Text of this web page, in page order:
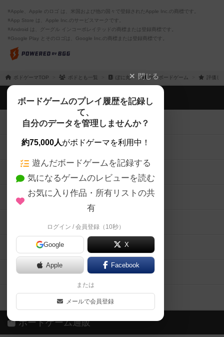
※Apple、Apple のロゴ は、米国および他の国々で登録されたApple Inc.の商標です。
※App Store は、Apple Inc.のサービスマークです。
※Android は、グーグル インコーポレイテッドの商標または登録商標です。
※Google Play とそのロゴは、Google Inc.の商標または登録商標です。
ボドゲーマTOP ボドとも一覧 ぽに丸 マイボードゲーム 評価し
閉じる
ボードゲームのプレイ履歴を記録し
て、
自分のデータを管理しませんか？
約75,000人がボドゲーマを利用中！
遊んだボードゲームを記録する
気になるゲームのレビューを読む
お気に入り作品・所有リストの共
有
ログイン / 会員登録（10秒）
Google X
Apple Facebook
または
メールで会員登録
ボドゲーマTOP
ボードゲームを検索する
ボードゲームの新着レビュー
ボードゲーム会情報
メカニクス特集
掲示板・トピックス
ボドとも・会員一覧
ボードゲーム業界コラム
ボドゲーマご利用案内
ボードゲーム通販